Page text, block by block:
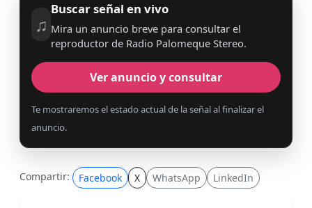
♫
Buscar señal en vivo
Mira un anuncio breve para consultar el
reproductor de Radio Palomeque Stereo.
Ver anuncio y consultar
Te mostraremos el estado actual de la señal al finalizar el
anuncio.
Compartir: Facebook X WhatsApp LinkedIn